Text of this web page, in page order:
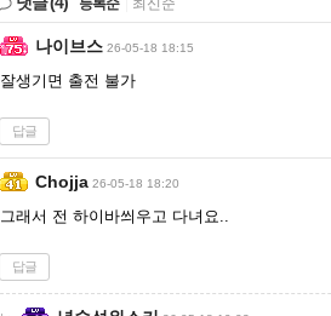
등록순 최신순
나이브스 26-05-18 18:15
잘생기면 출전 불가
답글
Chojja 26-05-18 18:20
그래서 전 하이바씌우고 다녀요..
답글